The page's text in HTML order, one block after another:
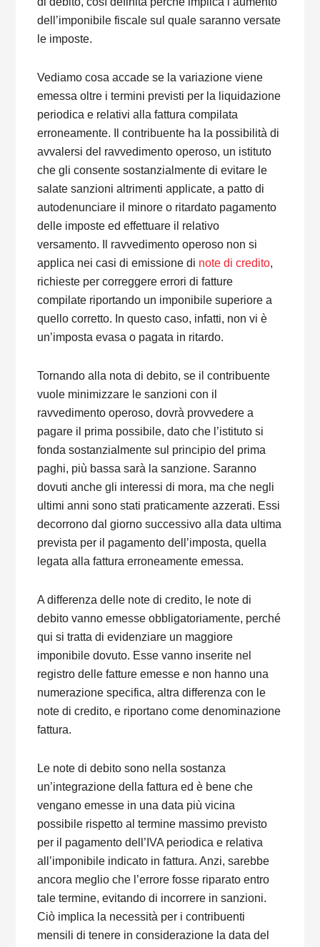
dell’imponibile fiscale sul quale saranno versate
le imposte.
Vediamo cosa accade se la variazione viene
emessa oltre i termini previsti per la liquidazione
periodica e relativi alla fattura compilata
erroneamente. Il contribuente ha la possibilità di
avvalersi del ravvedimento operoso, un istituto
che gli consente sostanzialmente di evitare le
salate sanzioni altrimenti applicate, a patto di
autodenunciare il minore o ritardato pagamento
delle imposte ed effettuare il relativo
versamento. Il ravvedimento operoso non si
applica nei casi di emissione di note di credito,
richieste per correggere errori di fatture
compilate riportando un imponibile superiore a
quello corretto. In questo caso, infatti, non vi è
un’imposta evasa o pagata in ritardo.
Tornando alla nota di debito, se il contribuente
vuole minimizzare le sanzioni con il
ravvedimento operoso, dovrà provvedere a
pagare il prima possibile, dato che l’istituto si
fonda sostanzialmente sul principio del prima
paghi, più bassa sarà la sanzione. Saranno
dovuti anche gli interessi di mora, ma che negli
ultimi anni sono stati praticamente azzerati. Essi
decorrono dal giorno successivo alla data ultima
prevista per il pagamento dell’imposta, quella
legata alla fattura erroneamente emessa.
A differenza delle note di credito, le note di
debito vanno emesse obbligatoriamente, perché
qui si tratta di evidenziare un maggiore
imponibile dovuto. Esse vanno inserite nel
registro delle fatture emesse e non hanno una
numerazione specifica, altra differenza con le
note di credito, e riportano come denominazione
fattura.
Le note di debito sono nella sostanza
un’integrazione della fattura ed è bene che
vengano emesse in una data più vicina
possibile rispetto al termine massimo previsto
per il pagamento dell’IVA periodica e relativa
all’imponibile indicato in fattura. Anzi, sarebbe
ancora meglio che l’errore fosse riparato entro
tale termine, evitando di incorrere in sanzioni.
Ciò implica la necessità per i contribuenti
mensili di tenere in considerazione la data del